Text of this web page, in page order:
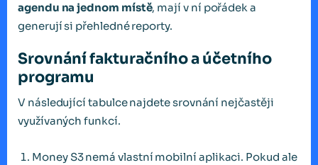
agendu na jednom místě, mají v ní pořádek a
generují si přehledné reporty.
Srovnání fakturačního a účetního
programu
V následující tabulce najdete srovnání nejčastěji
využívaných funkcí.
Money S3 nemá vlastní mobilní aplikaci. Pokud ale